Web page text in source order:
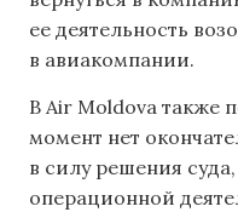
ее деятельность
в авиакомпании.
В Air Moldova также
момент нет
в силу решения
операционной